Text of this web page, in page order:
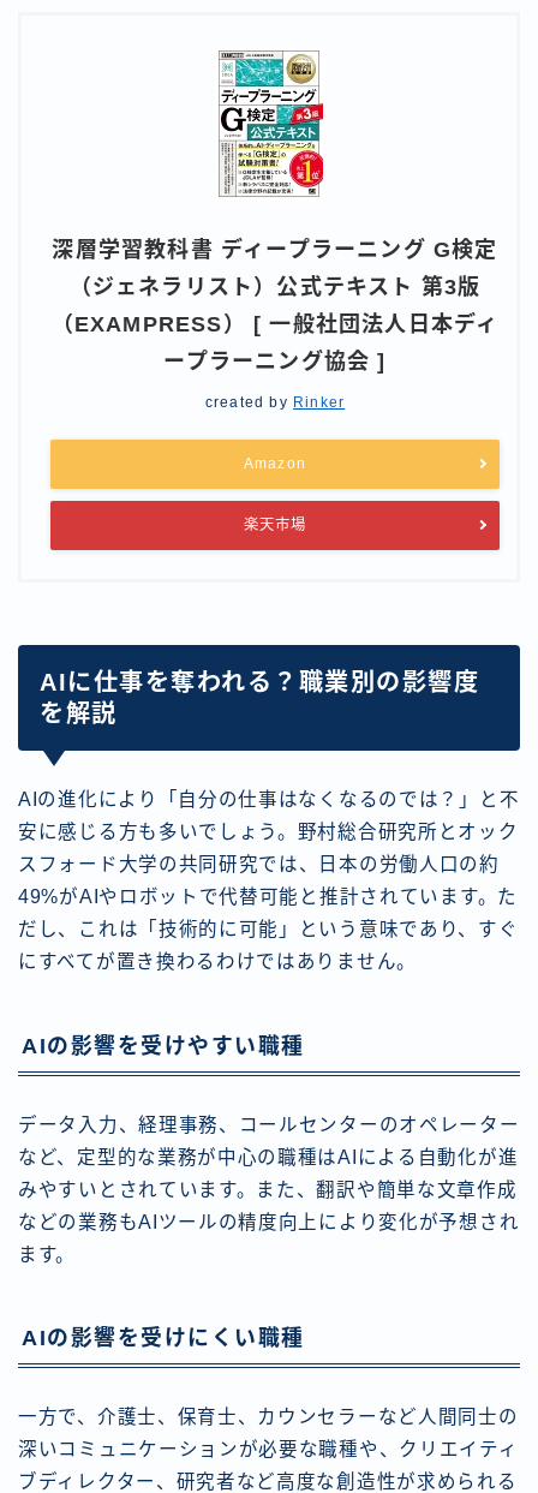
深層学習教科書 ディープラーニング G検定
（ジェネラリスト）公式テキスト 第3版
（EXAMPRESS） [ 一般社団法人日本ディ
ープラーニング協会 ]
created by Rinker
Amazon
楽天市場
AIに仕事を奪われる？職業別の影響度
を解説
AIの進化により「自分の仕事はなくなるのでは？」と不
安に感じる方も多いでしょう。野村総合研究所とオック
スフォード大学の共同研究では、日本の労働人口の約
49%がAIやロボットで代替可能と推計されています。た
だし、これは「技術的に可能」という意味であり、すぐ
にすべてが置き換わるわけではありません。
AIの影響を受けやすい職種
データ入力、経理事務、コールセンターのオペレーター
など、定型的な業務が中心の職種はAIによる自動化が進
みやすいとされています。また、翻訳や簡単な文章作成
などの業務もAIツールの精度向上により変化が予想され
ます。
AIの影響を受けにくい職種
一方で、介護士、保育士、カウンセラーなど人間同士の
深いコミュニケーションが必要な職種や、クリエイティ
ブディレクター、研究者など高度な創造性が求められる